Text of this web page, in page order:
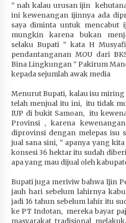
4 minggu ago
Sekretaris Bapperida, Dwi Rahayu,
Pimpin Rakor Aksi Konvergensi
Penurunan Stunting di Sumbawa
4 minggu ago
Wabup Ansori Apresiasi
4 minggu ago
Bupati Sumbawa Lepas 487 Atlet dari
Cabor yang Akan Berjuang pada
NTB 2026
1 bulan ago
Program 100 Mustahik Per Desa di
Santong
1 bulan ago
” nah kalau urusan ijin
ini kewenangan ijinnya ada
saya diminta untuk
mungkin karena bukan
selaku Bupati ” kata H
pendantanganan MOU dari
Bina Lingkungan ” Pakirum
kepada sejumlah awak media
Menurut Bupati, kalau isu
telah menjual itu ini, itu tidak
IUP di bukit Samoan, itu
Provinsi , karena
diprovinsi dengan melepas isu
jual sana sini, ” apanya yang
konsesi 36 hektar itu sudah
apa yang mau dijual oleh
Bupati juga meriviw bahwa Ijin
jauh hari sebelum lahirnya
jadi 16 tahun sebelum lahir itu
ke PT Indotan, mereka bayar
masyarakat tradisional